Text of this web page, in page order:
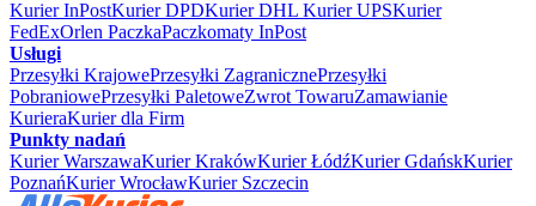
Kurier InPostKurier DPDKurier DHL Kurier UPSKurier
FedExOrlen PaczkaPaczkomaty InPost
Usługi
Przesyłki KrajowePrzesyłki ZagranicznePrzesyłki
PobraniowePrzesyłki PaletoweZwrot TowaruZamawianie
KurieraKurier dla Firm
Punkty nadań
Kurier WarszawaKurier KrakówKurier ŁódźKurier GdańskKurier
PoznańKurier WrocławKurier Szczecin